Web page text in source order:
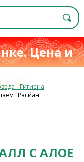
Цена и
г.≡
- Гигиена
"Расйан"
С АЛОЕ